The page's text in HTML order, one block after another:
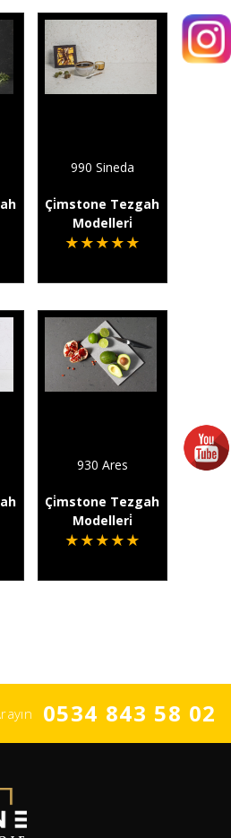
990 Sineda
Çi̇mstone Tezgah
Modelleri̇
★ ★ ★ ★ ★
930 Ares
Çi̇mstone Tezgah
Modelleri̇
★ ★ ★ ★ ★
0534 843 58 02